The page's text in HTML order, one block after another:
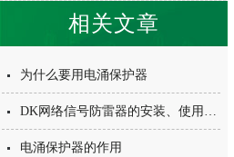
相关文章
为什么要用电涌保护器
DK网络信号防雷器的安装、使用与维护
电涌保护器的作用